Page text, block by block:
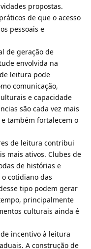
propostas.
de que o acesso
pessoais e
de geração de
envolvida na
leitura pode
comunicação,
e capacidade
são cada vez mais
também fortalecem o
de leitura contribui
mais ativos. Clubes de
de histórias e
cotidiano das
tipo podem gerar
principalmente
culturais ainda é
incentivo à leitura
A construção de